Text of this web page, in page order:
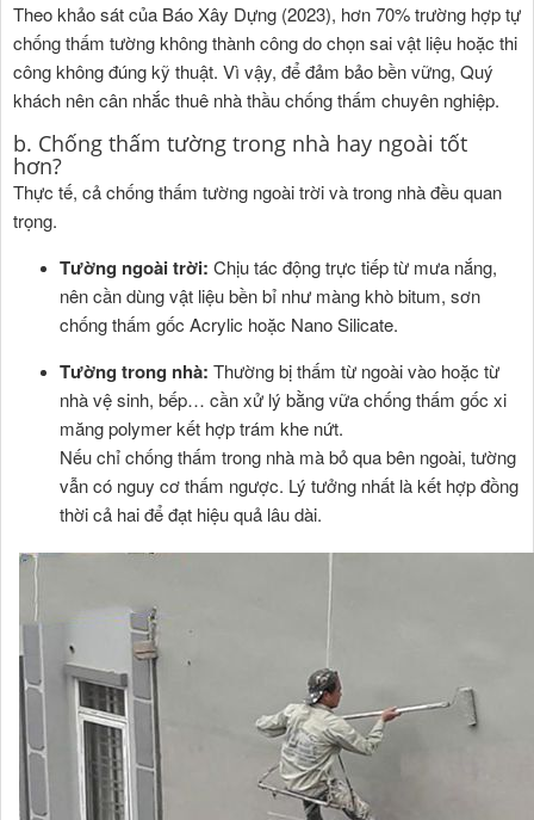
Theo khảo sát của Báo Xây Dựng (2023), hơn 70% trường hợp tự
chống thấm tường không thành công do chọn sai vật liệu hoặc thi
công không đúng kỹ thuật. Vì vậy, để đảm bảo bền vững, Quý
khách nên cân nhắc thuê nhà thầu chống thấm chuyên nghiệp.
b. Chống thấm tường trong nhà hay ngoài tốt
hơn?
Thực tế, cả chống thấm tường ngoài trời và trong nhà đều quan
trọng.
Tường ngoài trời: Chịu tác động trực tiếp từ mưa nắng,
nên cần dùng vật liệu bền bỉ như màng khò bitum, sơn
chống thấm gốc Acrylic hoặc Nano Silicate.
Tường trong nhà: Thường bị thấm từ ngoài vào hoặc từ
nhà vệ sinh, bếp… cần xử lý bằng vữa chống thấm gốc xi
măng polymer kết hợp trám khe nứt.
Nếu chỉ chống thấm trong nhà mà bỏ qua bên ngoài, tường
vẫn có nguy cơ thấm ngược. Lý tưởng nhất là kết hợp đồng
thời cả hai để đạt hiệu quả lâu dài.